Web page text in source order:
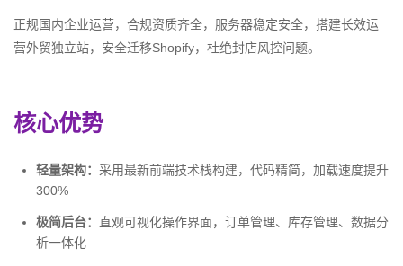
正规国内企业运营，合规资质齐全，服务器稳定安全，搭建长效运
营外贸独立站，安全迁移Shopify，杜绝封店风控问题。
核心优势
轻量架构： 采用最新前端技术栈构建，代码精简，加载速度提升
300%
极简后台： 直观可视化操作界面，订单管理、库存管理、数据分
析一体化